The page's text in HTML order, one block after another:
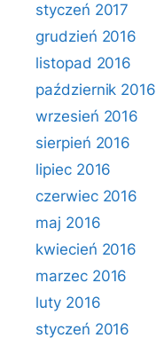
styczeń 2017
grudzień 2016
listopad 2016
październik 2016
wrzesień 2016
sierpień 2016
lipiec 2016
czerwiec 2016
maj 2016
kwiecień 2016
marzec 2016
luty 2016
styczeń 2016